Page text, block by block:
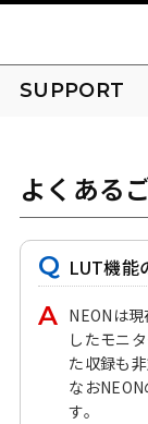
SUPPORT
よくある
LUT機能
NEONは
したモニ
た収録も非
なお
す。